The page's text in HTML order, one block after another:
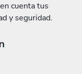
cuenta tus
y seguridad.